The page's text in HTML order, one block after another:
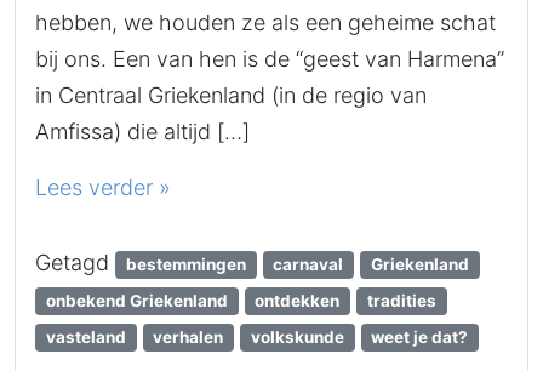
hebben, we houden ze als een geheime schat
bij ons. Een van hen is de “geest van Harmena”
in Centraal Griekenland (in de regio van
Amfissa) die altijd […]
Lees verder »
Getagd bestemmingen carnaval
Griekenland
onbekend Griekenland
ontdekken
tradities
vasteland
verhalen volkskunde weet je dat?